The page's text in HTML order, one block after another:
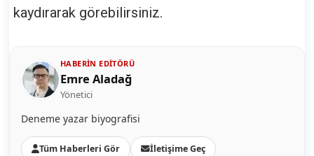
kaydırarak görebilirsiniz.
HABERIN EDITÖRÜ
Emre Aladağ
Yönetici
Deneme yazar biyografisi
Tüm Haberleri Gör İletişime Geç